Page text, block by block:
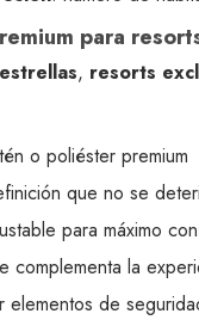
para
, resorts
o poliéster premium
que no se
para máximo
complementa la
elementos de